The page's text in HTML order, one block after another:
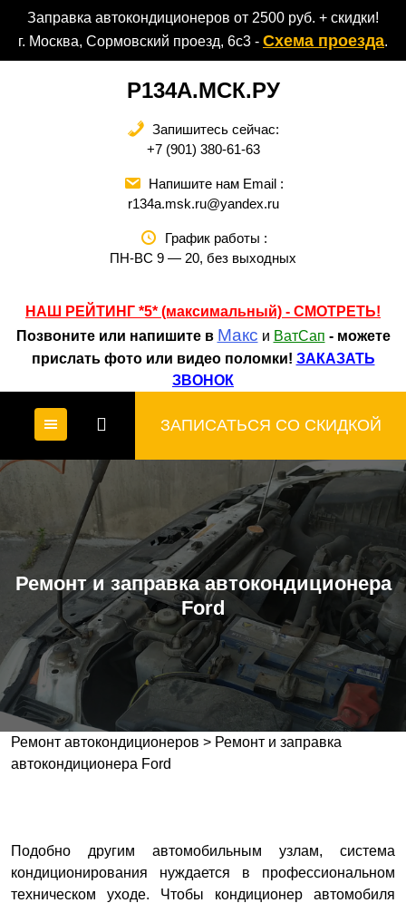
Перейти
содержимому
Заправка автокондиционеров от 2500 руб. + скидки!
г. Москва, Сормовский проезд, 6с3 - Схема проезда.
Р134А.МСК.РУ
Запишитесь сейчас:
+7 (901) 380-61-63
Напишите нам Email :
r134a.msk.ru@yandex.ru
График работы :
ПН-ВС 9 — 20, без выходных
НАШ РЕЙТИНГ *5* (максимальный) - СМОТРЕТЬ!
Позвоните или напишите в Макс и ВатСап - можете
прислать фото или видео поломки! ЗАКАЗАТЬ
ЗВОНОК
ЗАПИСАТЬСЯ СО СКИДКОЙ
Ремонт и заправка автокондиционера
Ford
Ремонт автокондиционеров > Ремонт и заправка
автокондиционера Ford
Подобно другим автомобильным узлам, система
кондиционирования нуждается в профессиональном
техническом уходе. Чтобы кондиционер автомобиля